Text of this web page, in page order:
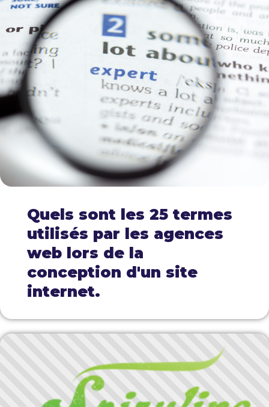
Quels sont les 25 termes
utilisés par les agences
web lors de la
conception d'un site
internet.